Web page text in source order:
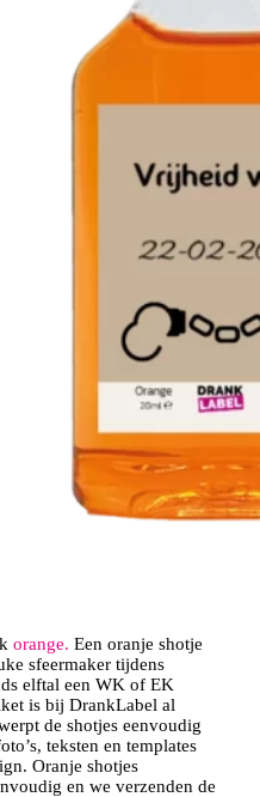
orange. Een oranje shotje
sfeermaker tijdens
elftal een WK of EK
is bij DrankLabel al
de shotjes eenvoudig
teksten en templates
Oranje shotjes
en we verzenden de